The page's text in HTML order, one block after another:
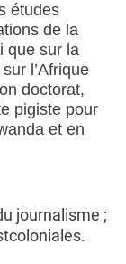
études
de la
que sur la
l’Afrique
doctorat,
pigiste pour
et en
journalisme ;